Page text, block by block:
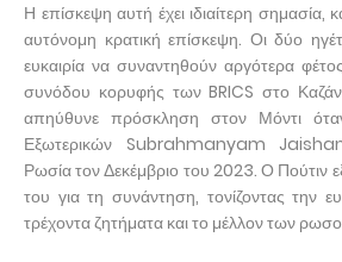
Η επίσκεψη αυτή έχει ιδιαίτερη σημασία,
αυτόνομη κρατική επίσκεψη. Οι δύο
ευκαιρία να συναντηθούν αργότερα
συνόδου κορυφής των BRICS στο
απηύθυνε πρόσκληση στον Μόντι
Εξωτερικών Subrahmanyam
Ρωσία τον Δεκέμβριο του 2023. Ο Πούτιν
του για τη συνάντηση, τονίζοντας την
τρέχοντα ζητήματα και το μέλλον των